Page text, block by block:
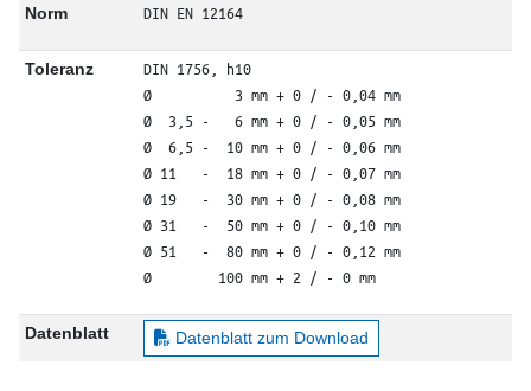
Norm DIN EN 12164
Toleranz
DIN 1756, h10
Ø          3 mm + 0 / - 0,04 mm
Ø  3,5 -   6 mm + 0 / - 0,05 mm
Ø  6,5 -  10 mm + 0 / - 0,06 mm
Ø 11   -  18 mm + 0 / - 0,07 mm
Ø 19   -  30 mm + 0 / - 0,08 mm
Ø 31   -  50 mm + 0 / - 0,10 mm
Ø 51   -  80 mm + 0 / - 0,12 mm
Ø        100 mm + 2 / - 0 mm
Datenblatt Datenblatt zum Download